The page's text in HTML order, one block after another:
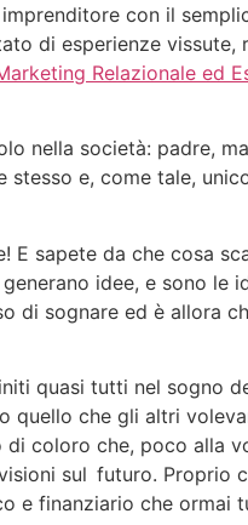
con il
di esperienze
Relazionale ed
nella società: padre,
stesso e, come tale,
sapete da che cosa
idee, e sono le
di sognare ed è allora
quasi tutti nel sogno
che gli altri
coloro che, poco alla
sul futuro. Proprio
finanziario che ormai